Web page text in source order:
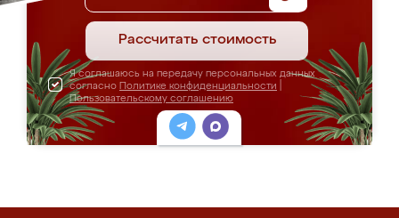
Рассчитать стоимость
Я соглашаюсь на передачу персональных данных
согласно Политике конфиденциальности
Пользовательскому соглашению